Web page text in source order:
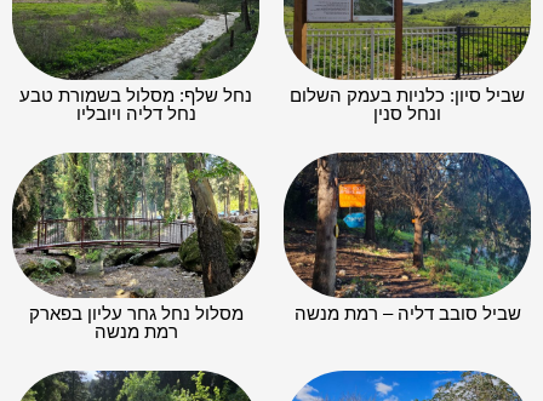
שביל סיון: כלניות בעמק השלום
ונחל סנין
נחל שלף: מסלול בשמורת טבע
נחל דליה ויובליו
שביל סובב דליה – רמת מנשה
מסלול נחל גחר עליון בפארק
רמת מנשה